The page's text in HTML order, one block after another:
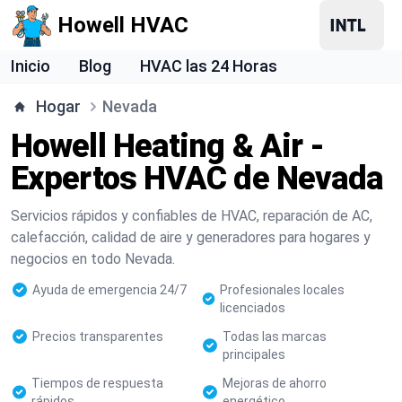
Howell HVAC
Inicio Blog HVAC las 24 Horas
Hogar Nevada
Howell Heating & Air -
Expertos HVAC de Nevada
Servicios rápidos y confiables de HVAC, reparación de AC,
calefacción, calidad de aire y generadores para hogares y
negocios en todo Nevada.
Ayuda de emergencia 24/7
Profesionales locales
licenciados
Precios transparentes
Todas las marcas
principales
Tiempos de respuesta
Mejoras de ahorro